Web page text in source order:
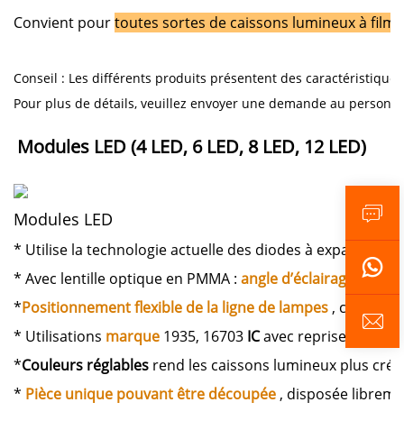
Convient pourtoutes sortes de caissons lumineux à
Conseil : Les différents produits présentent des
Pour plus de détails, veuillez envoyer une demande au
Modules LED (4 LED, 6 LED, 8 LED, 12 LED)
Modules LED
* Utilise la technologie actuelle des diodes à expansion,
* Avec lentille optique en PMMA : angle d’éclairage de
*Positionnement flexible de la ligne de lampes ,
* Utilisations marque 1935, 16703 ICavec reprise au
*Couleurs réglables rend les caissons lumineux plus
* Pièce unique pouvant être découpée , disposée